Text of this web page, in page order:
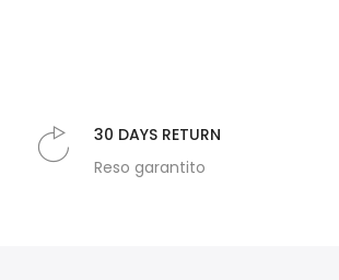
30 DAYS RETURN
Reso garantito